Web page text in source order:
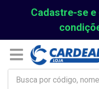
Cadastre-se